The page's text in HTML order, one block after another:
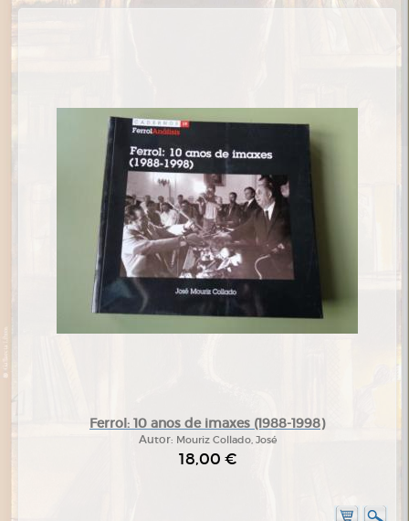
Ferrol: 10 anos de imaxes (1988-1998)
Autor: Mouriz Collado, José
18,00 €